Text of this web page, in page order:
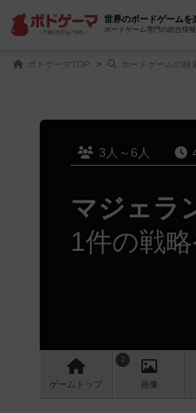
世界のボードゲームを
ボードゲーム専門の総合情報
ボドゲーマTOP ボードゲームの検
3人～6人
マジェラ
1件の戦
ゲーム トップ
2
画像